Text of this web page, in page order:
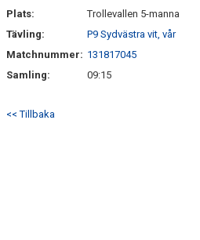
Plats:
Trollevallen 5-manna
Tävling:
P9 Sydvästra vit, vår
Matchnummer: 131817045
Samling:
09:15
<< Tillbaka